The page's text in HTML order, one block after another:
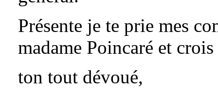
Présente je te prie mes
madame Poincaré et
ton tout dévoué,